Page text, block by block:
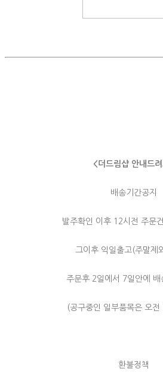
<더드림샵 안내드
배송기간공지
발주확인 이후 12시전 주문
그이후 익일출고(주말제
주문후 2일에서 7일안에 배
(공구중인 일부품목은 오전
환불정책